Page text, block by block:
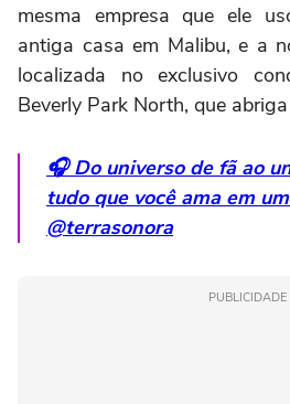
mesma empresa que ele
antiga casa em Malibu, e a
localizada no exclusivo
Beverly Park North, que
🎧 Do universo de fã ao
tudo que você ama em
@terrasonora
PUBLICIDADE